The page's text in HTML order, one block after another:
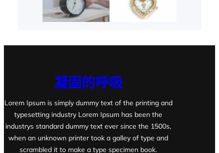
凝固的呼吸
Lorem Ipsum is simply dummy text of the printing and
typesetting industry Lorem Ipsum has been the
industrys standard dummy text ever since the 1500s,
when an unknown printer took a galley of type and
scrambled it to make a type specimen book.